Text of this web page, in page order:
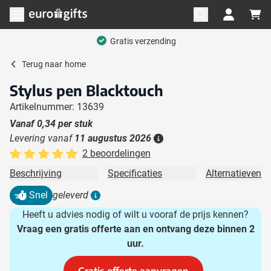
Ga naar de inhoud
Menu openen
Gratis verzending
Terug naar home
Snel geleverd
Details
Stylus pen Blacktouch
Artikelnummer: 13639
Vanaf0,34 per stuk
Levering vanaf 11 augustus 2026
2 beoordelingen
Beschrijving
Specificaties Alternatieven
Heeft u advies nodig of wilt u vooraf de prijs kennen?
Vraag een gratis offerte aan en ontvang deze binnen 2
uur.